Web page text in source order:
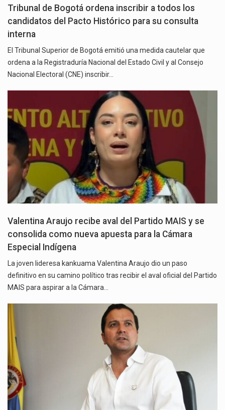
Tribunal de Bogotá ordena inscribir a todos los
candidatos del Pacto Histórico para su consulta
interna
El Tribunal Superior de Bogotá emitió una medida cautelar que
ordena a la Registraduría Nacional del Estado Civil y al Consejo
Nacional Electoral (CNE) inscribir…
Valentina Araujo recibe aval del Partido MAIS y se
consolida como nueva apuesta para la Cámara
Especial Indígena
La joven lideresa kankuama Valentina Araujo dio un paso
definitivo en su camino político tras recibir el aval oficial del Partido
MAIS para aspirar a la Cámara…